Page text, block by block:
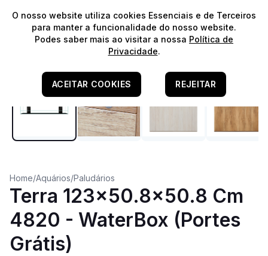
⭐️ Envios Gratuitos para encomendas acima de 60€!*⭐️
Home/Aquários/Paludários
Terra 123x50.8x50.8 Cm
4820 - WaterBox (Portes
Grátis)
O nosso website utiliza cookies Essenciais e de Terceiros
para manter a funcionalidade do nosso website.
Podes saber mais ao visitar a nossa Política de
Privacidade.
ACEITAR COOKIES REJEITAR